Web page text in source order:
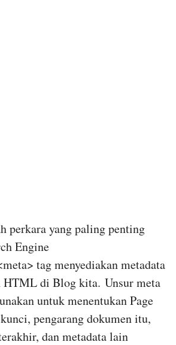
perkara yang paling penting
Engine
tag menyediakan metadata
HTML di Blog kita. Unsur meta
untuk menentukan Page
pengarang dokumen itu,
dan metadata lain